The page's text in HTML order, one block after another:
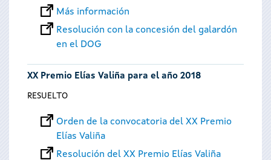
Más información
Resolución con la concesión del galardón
en el DOG
XX Premio Elías Valiña para el año 2018
RESUELTO
Orden de la convocatoria del XX Premio
Elías Valiña
Resolución del XX Premio Elías Valiña